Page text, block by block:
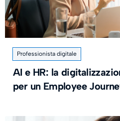
Professionista digitale
AI e HR: la
per un Employee